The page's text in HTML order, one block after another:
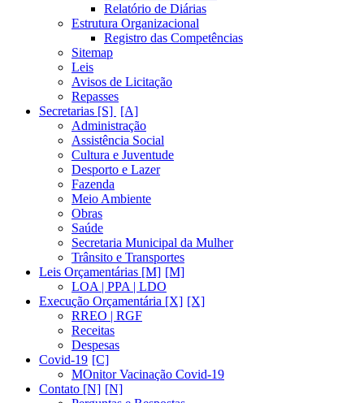
Relatório de Diárias
Estrutura Organizacional
Registro das Competências
Sitemap
Leis
Avisos de Licitação
Repasses
Secretarias [S]
Administração
Assistência Social
Cultura e Juventude
Desporto e Lazer
Fazenda
Meio Ambiente
Obras
Saúde
Secretaria Municipal da Mulher
Trânsito e Transportes
Leis Orçamentárias [M]
LOA | PPA | LDO
Execução Orçamentária [X]
RREO | RGF
Receitas
Despesas
Covid-19
MOnitor Vacinação Covid-19
Contato [N]